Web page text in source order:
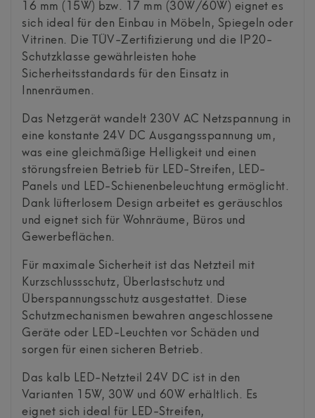
16 mm (15W) bzw. 17 mm (30W/60W) eignet es
sich ideal für den Einbau in Möbeln, Spiegeln oder
Vitrinen. Die TÜV-Zertifizierung und die IP20-
Schutzklasse gewährleisten hohe
Sicherheitsstandards für den Einsatz in
Innenräumen.
Das Netzgerät wandelt 230V AC Netzspannung in
eine konstante 24V DC Ausgangsspannung um,
was eine gleichmäßige Helligkeit und einen
störungsfreien Betrieb für LED-Streifen, LED-
Panels und LED-Schienenbeleuchtung ermöglicht.
Dank lüfterlosem Design arbeitet es geräuschlos
und eignet sich für Wohnräume, Büros und
Gewerbeflächen.
Für maximale Sicherheit ist das Netzteil mit
Kurzschlussschutz, Überlastschutz und
Überspannungsschutz ausgestattet. Diese
Schutzmechanismen bewahren angeschlossene
Geräte oder LED-Leuchten vor Schäden und
sorgen für einen sicheren Betrieb.
Das kalb LED-Netzteil 24V DC ist in den
Varianten 15W, 30W und 60W erhältlich. Es
eignet sich ideal für LED-Streifen,